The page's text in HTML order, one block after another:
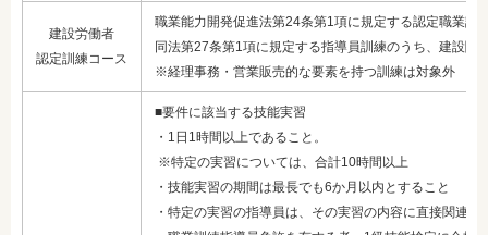
建設労働者
認定訓練コース
職業能力開発促進法第24条第1項に規定する認定職業訓
同法第27条第1項に規定する指導員訓練のうち、建設関
※経理事務・営業販売的な要素を持つ訓練は対象外
■要件に該当する技能実習
・1日1時間以上であること。
※特定の実習については、合計10時間以上
・技能実習の期間は最長でも6か月以内とすること
・特定の実習の指導員は、その実習の内容に直接関連す